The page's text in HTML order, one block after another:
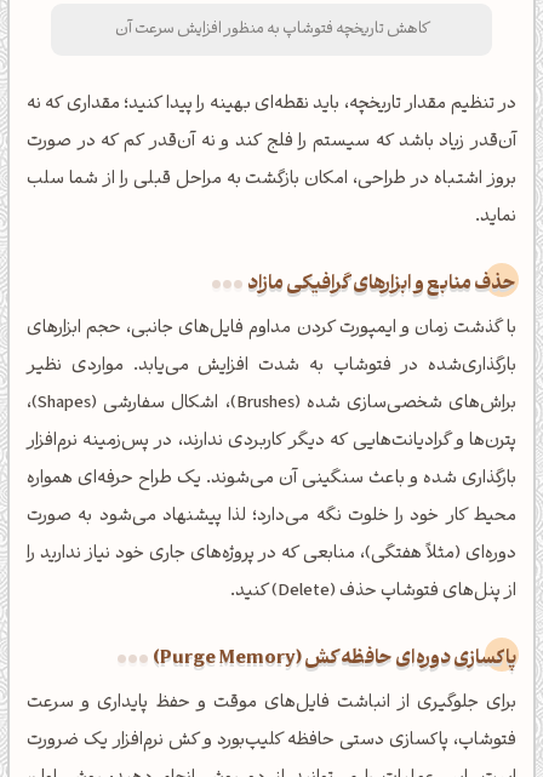
کاهش تاریخچه فتوشاپ به منظور افزایش سرعت آن
در تنظیم مقدار تاریخچه، باید نقطه‌ای بهینه را پیدا کنید؛ مقداری که نه
آن‌قدر زیاد باشد که سیستم را فلج کند و نه آن‌قدر کم که در صورت
بروز اشتباه در طراحی، امکان بازگشت به مراحل قبلی را از شما سلب
نماید.
حذف منابع و ابزارهای گرافیکی مازاد
با گذشت زمان و ایمپورت کردن مداوم فایل‌های جانبی، حجم ابزارهای
بارگذاری‌شده در فتوشاپ به شدت افزایش می‌یابد. مواردی نظیر
براش‌های شخصی‌سازی شده (Brushes)، اشکال سفارشی (Shapes)،
پترن‌ها و گرادیانت‌هایی که دیگر کاربردی ندارند، در پس‌زمینه نرم‌افزار
بارگذاری شده و باعث سنگینی آن می‌شوند. یک طراح حرفه‌ای همواره
محیط کار خود را خلوت نگه می‌دارد؛ لذا پیشنهاد می‌شود به صورت
دوره‌ای (مثلاً هفتگی)، منابعی که در پروژه‌های جاری خود نیاز ندارید را
از پنل‌های فتوشاپ حذف (Delete) کنید.
پاکسازی دوره‌ای حافظه کش (Purge Memory)
برای جلوگیری از انباشت فایل‌های موقت و حفظ پایداری و سرعت
فتوشاپ، پاکسازی دستی حافظه کلیپ‌بورد و کش نرم‌افزار یک ضرورت